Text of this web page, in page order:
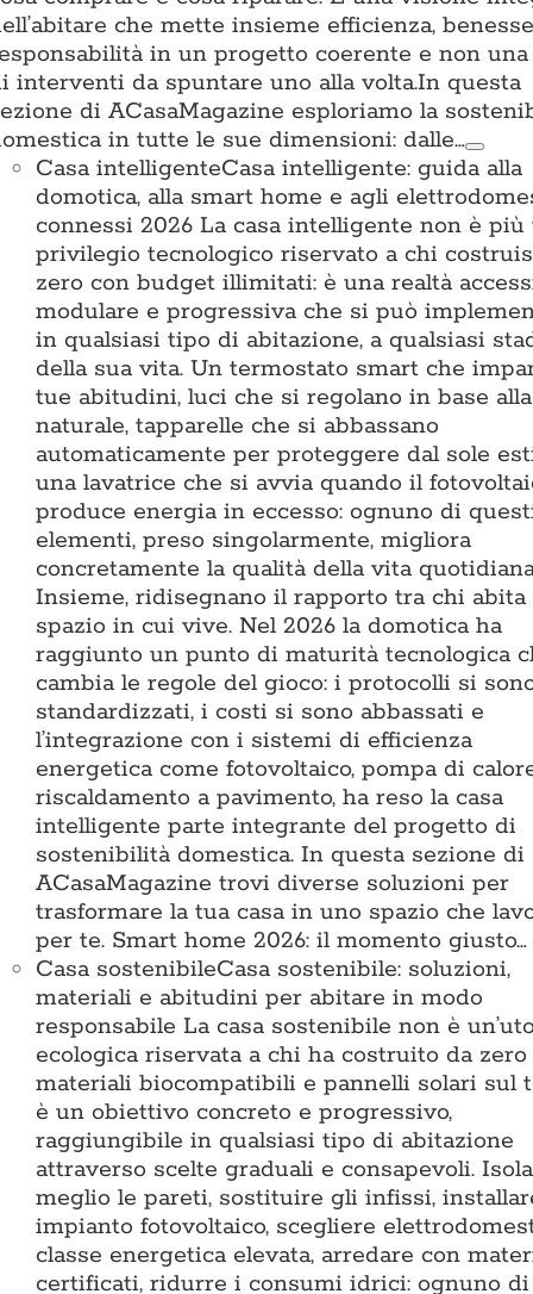
che mette insieme efficienza,
in un progetto coerente e non
interventi da spuntare uno alla volta.In questa
di ACasaMagazine esploriamo la
in tutte le sue dimensioni: dalle…
Casa intelligenteCasa intelligente: guida alla
domotica, alla smart home e agli
connessi 2026 La casa intelligente non è più
privilegio tecnologico riservato a chi
zero con budget illimitati: è una realtà
modulare e progressiva che si può
in qualsiasi tipo di abitazione, a qualsiasi
della sua vita. Un termostato smart che
tue abitudini, luci che si regolano in base
naturale, tapparelle che si abbassano
automaticamente per proteggere dal sole
una lavatrice che si avvia quando il
produce energia in eccesso: ognuno di
elementi, preso singolarmente, migliora
concretamente la qualità della vita
Insieme, ridisegnano il rapporto tra chi abita
spazio in cui vive. Nel 2026 la domotica ha
raggiunto un punto di maturità tecnologica
cambia le regole del gioco: i protocolli si
standardizzati, i costi si sono abbassati e
l’integrazione con i sistemi di efficienza
energetica come fotovoltaico, pompa di
riscaldamento a pavimento, ha reso la casa
intelligente parte integrante del progetto di
sostenibilità domestica. In questa sezione di
ACasaMagazine trovi diverse soluzioni per
trasformare la tua casa in uno spazio che
per te. Smart home 2026: il momento giusto…
Casa sostenibileCasa sostenibile: soluzioni,
materiali e abitudini per abitare in modo
responsabile La casa sostenibile non è
ecologica riservata a chi ha costruito da zero
materiali biocompatibili e pannelli solari sul
è un obiettivo concreto e progressivo,
raggiungibile in qualsiasi tipo di abitazione
attraverso scelte graduali e consapevoli.
meglio le pareti, sostituire gli infissi,
impianto fotovoltaico, scegliere
classe energetica elevata, arredare con
certificati, ridurre i consumi idrici: ognuno di